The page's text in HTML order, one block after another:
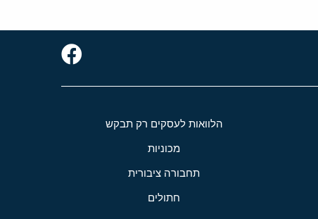
הלוואות לעסקים רק תבקש
מכוניות
תחבורה ציבורית
חתולים